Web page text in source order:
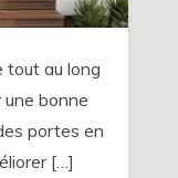
portes
bois
adaptées
tout au long
une bonne
portes en
[…]